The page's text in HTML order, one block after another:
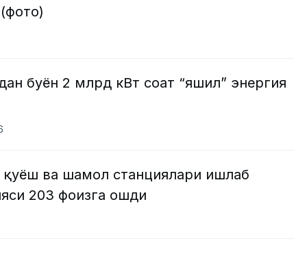
буён 2 млрд кВт соат “яшил” энергия
қуёш ва шамол станциялари ишлаб
203 фоизга ошди